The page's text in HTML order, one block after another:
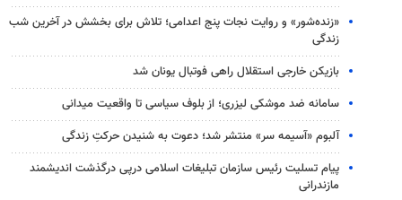
«زنده‌شور» و روایت نجات پنج اعدامی؛ تلاش برای بخشش در آخرین شب
زندگی
بازیکن خارجی استقلال راهی فوتبال یونان شد
سامانه ضد موشکی لیزری؛ از بلوف سیاسی تا واقعیت میدانی
آلبوم «آسیمه سر» منتشر شد؛ دعوت به شنیدن حرکتِ زندگی
پیام تسلیت رئیس سازمان تبلیغات اسلامی درپی درگذشت اندیشمند
مازندرانی